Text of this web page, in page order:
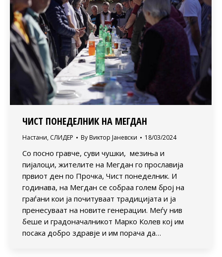
ЧИСТ ПОНЕДЕЛНИК НА МЕГДАН
Настани, СЛИДЕР By Виктор Јаневски 18/03/2024
Со посно гравче, суви чушки, мезиња и
пијалоци, жителите на Мегдан го прославија
првиот ден по Прочка, Чист понеделник. И
годинава, на Мегдан се собраа голем број на
граѓани кои ја почитуваат традицијата и ја
пренесуваат на новите генерации. Меѓу нив
беше и градоначалникот Марко Колев кој им
посака добро здравје и им порача да…